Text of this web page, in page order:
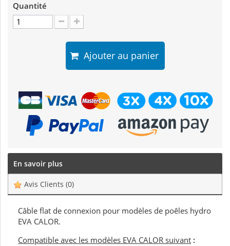
Quantité
Ajouter au panier
En savoir plus
Avis Clients (0)
Câble flat de connexion pour modèles de poêles hydro
EVA CALOR.
Compatible avec les modèles EVA CALOR suivant :